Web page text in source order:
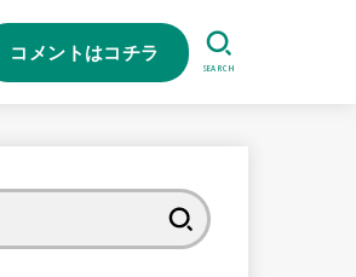
コメントはコチラ
SEARCH